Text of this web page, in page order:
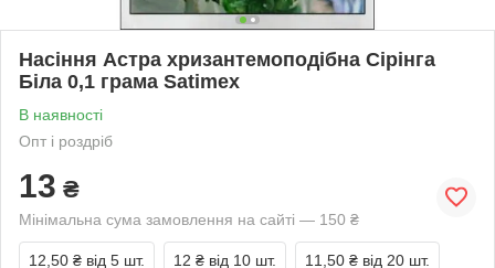
Насіння Астра хризантемоподібна Сірінга
Біла 0,1 грама Satimex
В наявності
Опт і роздріб
13 ₴
Мінімальна сума замовлення на сайті — 150 ₴
12,50 ₴ від 5 шт. 12 ₴ від 10 шт. 11,50 ₴ від 20 шт.